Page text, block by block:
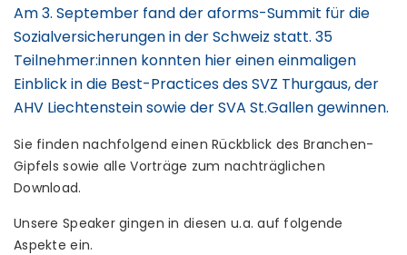
Am 3. September fand der aforms-Summit für die
Sozialversicherungen in der Schweiz statt. 35
Teilnehmer:innen konnten hier einen einmaligen
Einblick in die Best-Practices des SVZ Thurgaus, der
AHV Liechtenstein sowie der SVA St.Gallen gewinnen.
Sie finden nachfolgend einen Rückblick des Branchen-
Gipfels sowie alle Vorträge zum nachträglichen
Download.
Unsere Speaker gingen in diesen u.a. auf folgende
Aspekte ein.